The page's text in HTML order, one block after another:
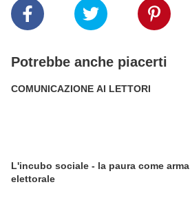
Potrebbe anche piacerti
COMUNICAZIONE AI LETTORI
L'incubo sociale - la paura come arma
elettorale